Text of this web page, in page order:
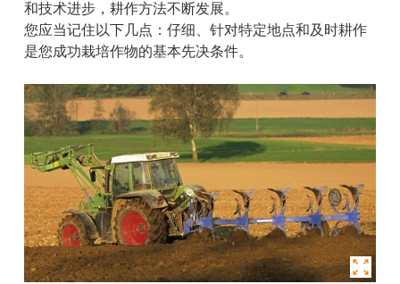
和技术进步，耕作方法不断发展。
您应当记住以下几点：仔细、针对特定地点和及时耕作
是您成功栽培作物的基本先决条件。